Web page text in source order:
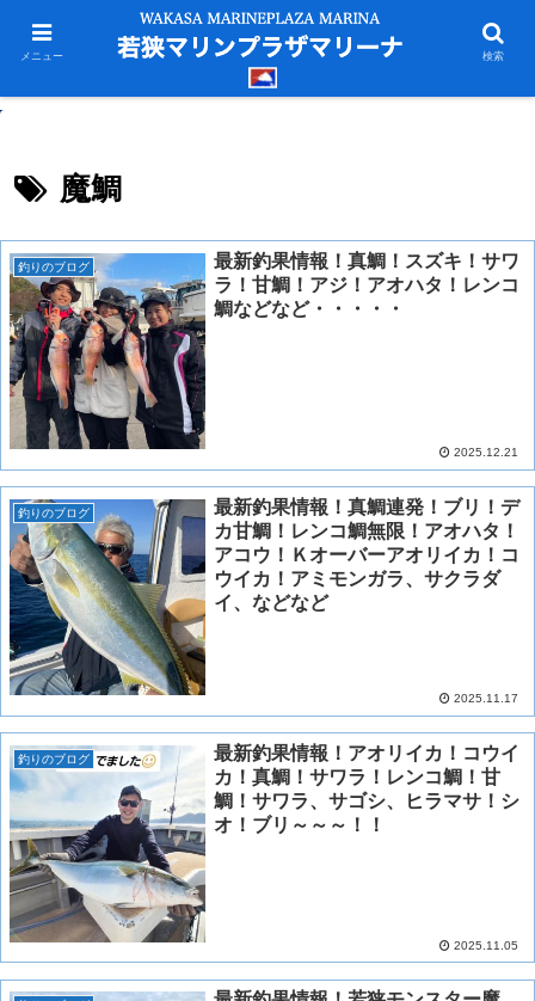
魔鯛
釣りのブログ
最新釣果情報！真鯛！スズキ！サワ
ラ！甘鯛！アジ！アオハタ！レンコ
鯛などなど・・・・・
2025.12.21
釣りのブログ
最新釣果情報！真鯛連発！ブリ！デ
カ甘鯛！レンコ鯛無限！アオハタ！
アコウ！Ｋオーバーアオリイカ！コ
ウイカ！アミモンガラ、サクラダ
イ、などなど
2025.11.17
釣りのブログ
最新釣果情報！アオリイカ！コウイ
カ！真鯛！サワラ！レンコ鯛！甘
鯛！サワラ、サゴシ、ヒラマサ！シ
オ！ブリ～～～！！
2025.11.05
メニュー 検索